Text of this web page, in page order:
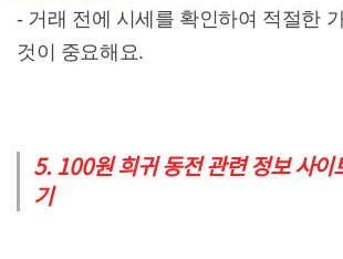
- 거래 전에 시세를 확인하여 적절한
것이 중요해요.
5. 100원 희귀 동전 관련 정보 사이
기